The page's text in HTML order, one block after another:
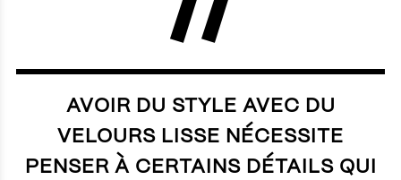
AVOIR DU STYLE AVEC DU
VELOURS LISSE NÉCESSITE
PENSER À CERTAINS DÉTAILS QUI